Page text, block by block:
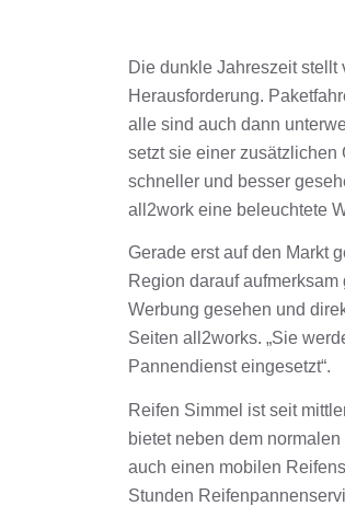
Die dunkle Jahreszeit
Herausforderung.
alle sind auch dann
setzt sie einer zusätzlichen
schneller und besser
all2work eine beleuchtete
Gerade erst auf den Markt
Region darauf
Werbung gesehen und
Seiten all2works. „Sie
Pannendienst eingesetzt“.
Reifen Simmel ist seit
bietet neben dem
auch einen mobilen
Stunden